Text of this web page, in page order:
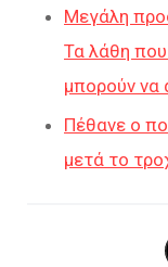
Μεγάλη
Τα λάθη που
μπορούν να
Πέθανε ο
μετά το